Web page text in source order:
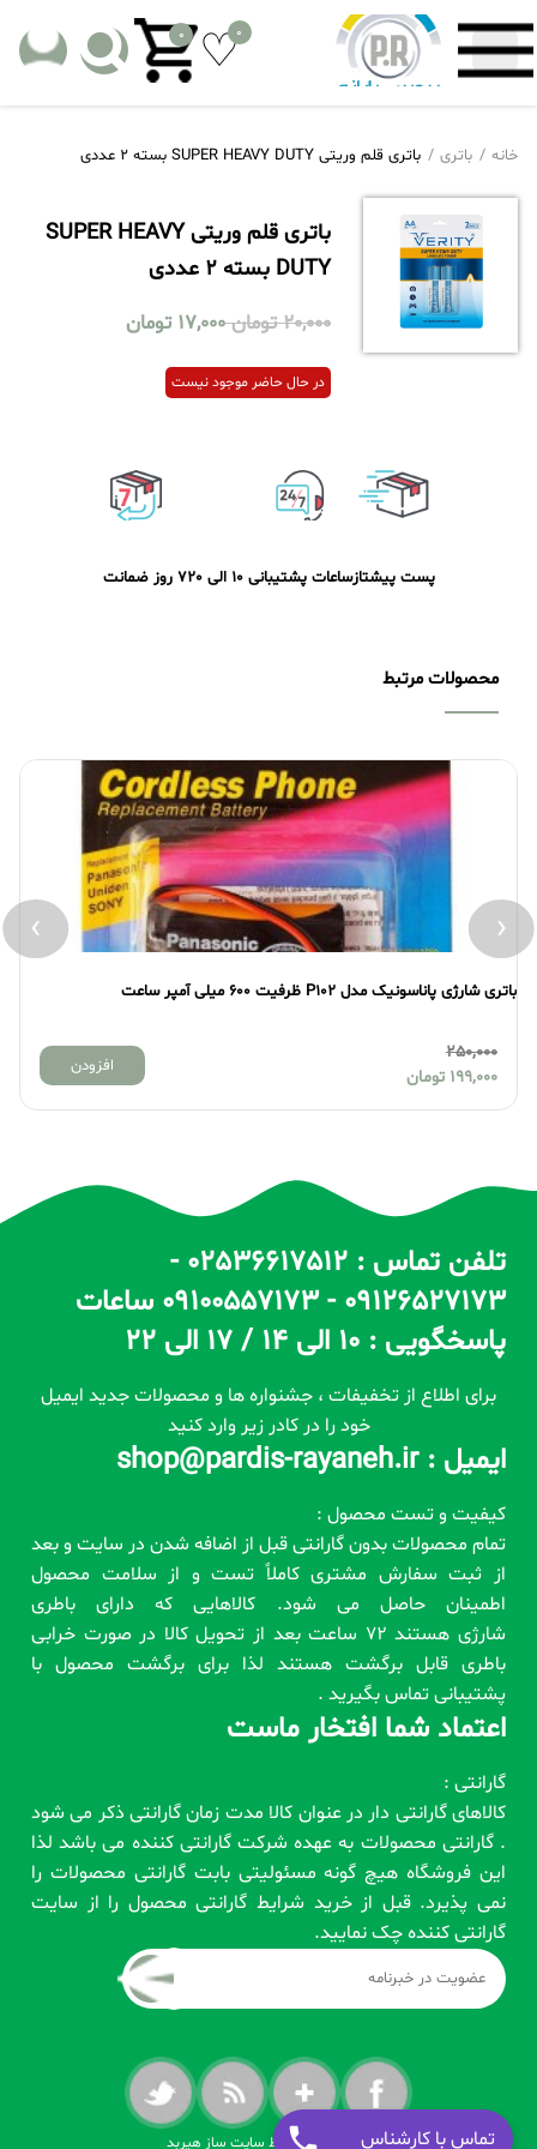
0
0
خانه باتری باتری قلم وریتی SUPER HEAVY DUTY بسته 2 عددی
باتری قلم وریتی SUPER HEAVY
DUTY بسته 2 عددی
20,000 تومان 17,000 تومان
در حال حاضر موجود نیست
پست پیشتازساعات پشتیبانی 10 الی 20 7 روز ضمانت
محصولات مرتبط
باتری شارژی پاناسونیک مدل P102 ظرفیت 600 میلی آمپر ساعت
250,000
199,000 تومان
افزودن
‹
›
تماس با کارشناس
تلفن تماس : 02536617512 -
09126527173 - 09100557173 ساعات
پاسخگویی : 10 الی 14 / 17 الی 22
برای اطلاع از تخفیفات ، جشنواره ها و محصولات جدید ایمیل
خود را در کادر زیر وارد کنید
ایمیل : shop@pardis-rayaneh.ir
کیفیت و تست محصول :
تمام محصولات بدون گارانتی قبل از اضافه شدن در سایت و بعد
از ثبت سفارش مشتری کاملاً تست و از سلامت محصول
اطمینان حاصل می شود. کالاهایی که دارای باطری
شارژی هستند 72 ساعت بعد از تحویل کالا در صورت خرابی
باطری قابل برگشت هستند لذا برای برگشت محصول با
پشتیبانی تماس بگیرید .
اعتماد شما افتخار ماست
گارانتی :
کالاهای گارانتی دار در عنوان کالا مدت زمان گارانتی ذکر می شود
. گارانتی محصولات به عهده شرکت گارانتی کننده می باشد لذا
این فروشگاه هیچ گونه مسئولیتی بابت گارانتی محصولات را
نمی پذیرد. قبل از خرید شرایط گارانتی محصول را از سایت
گارانتی کننده چک نمایید.
طراحی شده توسط سایت ساز هیربد